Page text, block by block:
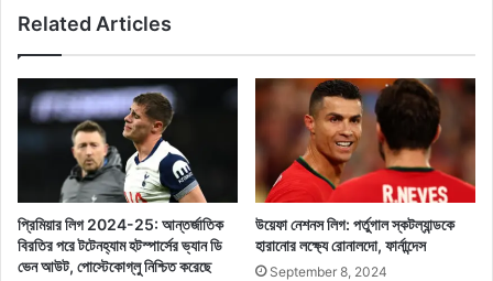
Related Articles
প্রিমিয়ার লিগ 2024-25: আন্তর্জাতিক
বিরতির পরে টটেনহ্যাম হটস্পার্সের ভ্যান ডি
ভেন আউট, পোস্টেকোগ্লু নিশ্চিত করেছে
উয়েফা নেশনস লিগ: পর্তুগাল স্কটল্যান্ডকে
হারানোর লক্ষ্যে রোনালদো, ফার্নান্দেস
September 8, 2024